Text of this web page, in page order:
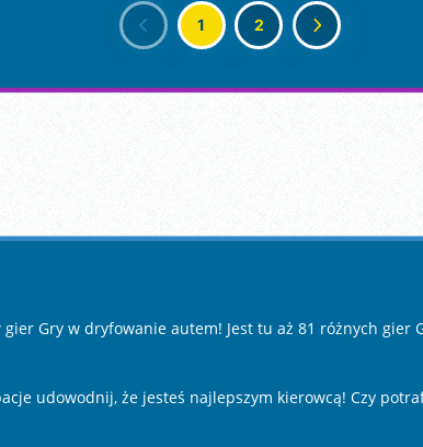
1 2
Gry w dryfowanie autem! Jest tu aż 81 różnych gier
udowodnij, że jesteś najlepszym kierowcą! Czy